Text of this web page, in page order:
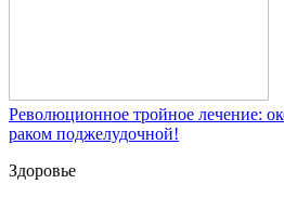
Революционное тройное лечение:
раком поджелудочной!
Здоровье